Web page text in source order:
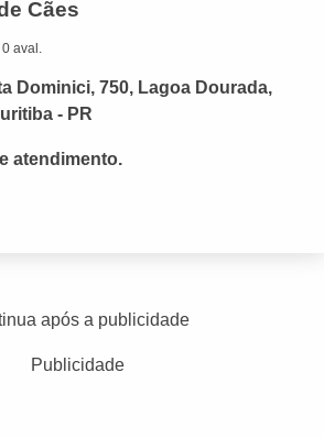
Cães
0 aval.
Dominici, 750, Lagoa Dourada,
- PR
atendimento.
após a publicidade
Publicidade